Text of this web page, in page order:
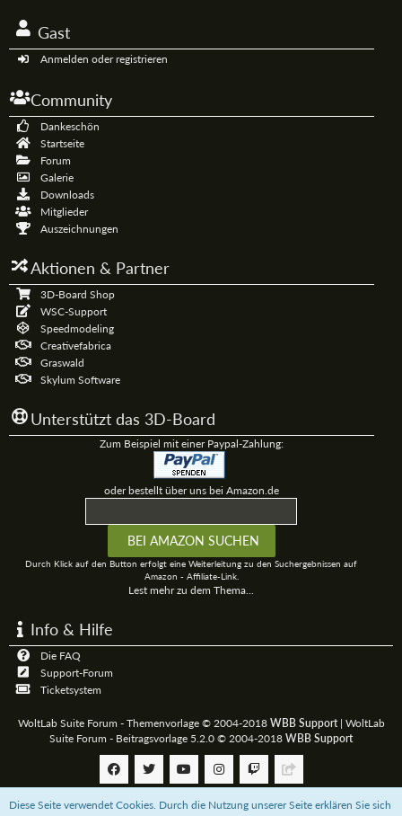
Gast
Anmelden oder registrieren
Community
Dankeschön
Startseite
Forum
Galerie
Downloads
Mitglieder
Auszeichnungen
Aktionen & Partner
3D-Board Shop
WSC-Support
Speedmodeling
Creativefabrica
Graswald
Skylum Software
Unterstützt das 3D-Board
Zum Beispiel mit einer Paypal-Zahlung:
oder bestellt über uns bei Amazon.de
Durch Klick auf den Button erfolgt eine Weiterleitung zu den Suchergebnissen auf
Amazon - Affiliate-Link.
Lest mehr zu dem Thema...
Info & Hilfe
Die FAQ
Support-Forum
Ticketsystem
WoltLab Suite Forum - Themenvorlage © 2004-2018 WBB Support| WoltLab
Suite Forum - Beitragsvorlage 5.2.0 © 2004-2018 WBB Support
Community-Software:WoltLab Suite™
Diese Seite verwendet Cookies. Durch die Nutzung unserer Seite erklären Sie sich